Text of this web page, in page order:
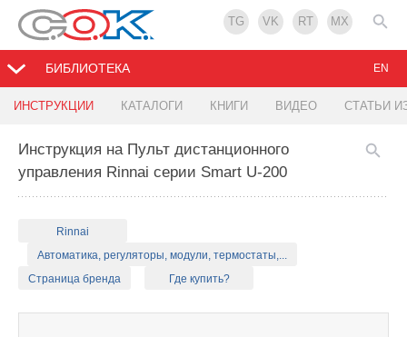
TG VK RT MX
БИБЛИОТЕКА
ИНСТРУКЦИИ КАТАЛОГИ КНИГИ ВИДЕО СТАТЬИ
EN
Инструкция на Пульт дистанционного
управления Rinnai серии Smart U-200
Rinnai
Автоматика, регуляторы, модули, термостаты,...
Страница бренда
Где купить?